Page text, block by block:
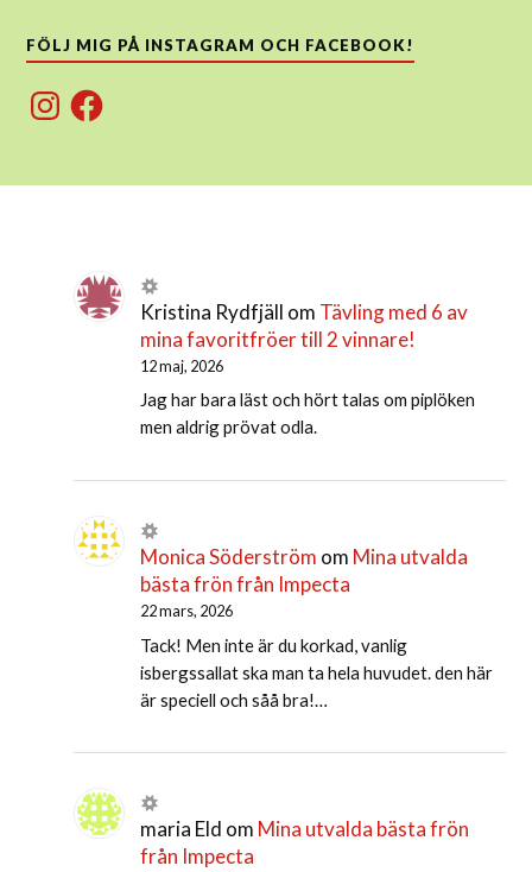
FÖLJ MIG PÅ INSTAGRAM OCH FACEBOOK!
InstagramFacebook
Kristina Rydfjäll om Tävling med 6 av
mina favoritfröer till 2 vinnare!
12 maj, 2026
Jag har bara läst och hört talas om piplöken
men aldrig prövat odla.
Monica Söderström om Mina utvalda
bästa frön från Impecta
22 mars, 2026
Tack! Men inte är du korkad, vanlig
isbergssallat ska man ta hela huvudet. den här
är speciell och såå bra!…
maria Eld om Mina utvalda bästa frön
från Impecta